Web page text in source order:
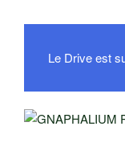
Le Drive est